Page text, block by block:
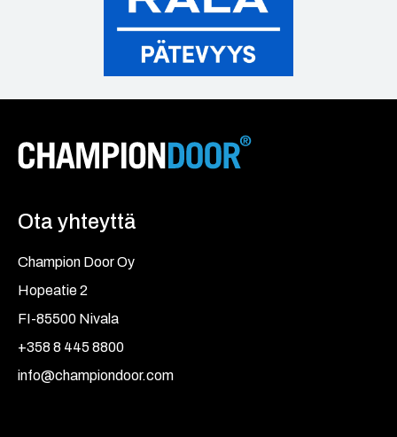
Ota yhteyttä
Champion Door Oy
Hopeatie 2
FI-85500 Nivala
+358 8 445 8800
info@championdoor.com